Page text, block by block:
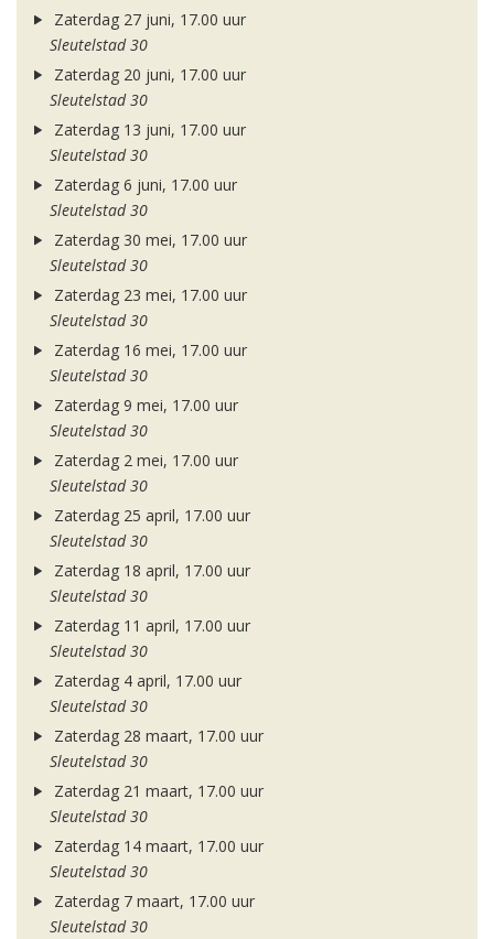
Zaterdag 27 juni, 17.00 uur
Sleutelstad 30
Zaterdag 20 juni, 17.00 uur
Sleutelstad 30
Zaterdag 13 juni, 17.00 uur
Sleutelstad 30
Zaterdag 6 juni, 17.00 uur
Sleutelstad 30
Zaterdag 30 mei, 17.00 uur
Sleutelstad 30
Zaterdag 23 mei, 17.00 uur
Sleutelstad 30
Zaterdag 16 mei, 17.00 uur
Sleutelstad 30
Zaterdag 9 mei, 17.00 uur
Sleutelstad 30
Zaterdag 2 mei, 17.00 uur
Sleutelstad 30
Zaterdag 25 april, 17.00 uur
Sleutelstad 30
Zaterdag 18 april, 17.00 uur
Sleutelstad 30
Zaterdag 11 april, 17.00 uur
Sleutelstad 30
Zaterdag 4 april, 17.00 uur
Sleutelstad 30
Zaterdag 28 maart, 17.00 uur
Sleutelstad 30
Zaterdag 21 maart, 17.00 uur
Sleutelstad 30
Zaterdag 14 maart, 17.00 uur
Sleutelstad 30
Zaterdag 7 maart, 17.00 uur
Sleutelstad 30